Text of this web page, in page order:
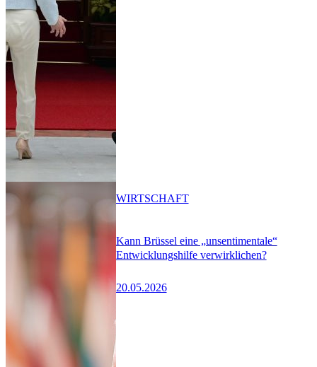
Kann Brüssel eine „unsentimentale“
Entwicklungshilfe verwirklichen?
20.05.2026
WIRTSCHAFT